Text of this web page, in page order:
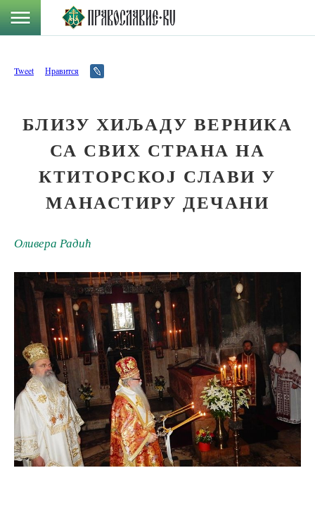
Tweet Нравится
БЛИЗУ ХИЉАДУ ВЕРНИКА
СА СВИХ СТРАНА НА
КТИТОРСКОЈ СЛАВИ У
МАНАСТИРУ ДЕЧАНИ
Оливера Радић